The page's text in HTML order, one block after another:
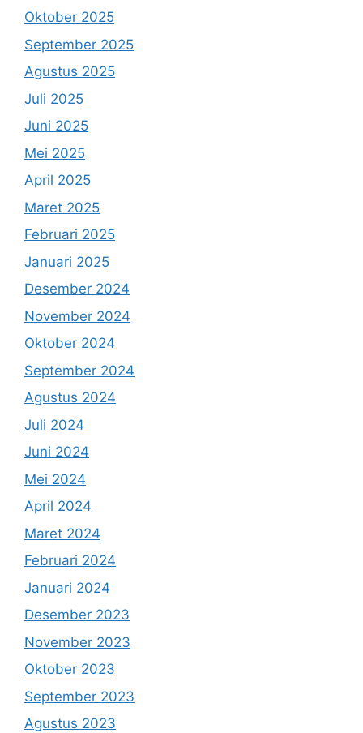
Oktober 2025
September 2025
Agustus 2025
Juli 2025
Juni 2025
Mei 2025
April 2025
Maret 2025
Februari 2025
Januari 2025
Desember 2024
November 2024
Oktober 2024
September 2024
Agustus 2024
Juli 2024
Juni 2024
Mei 2024
April 2024
Maret 2024
Februari 2024
Januari 2024
Desember 2023
November 2023
Oktober 2023
September 2023
Agustus 2023